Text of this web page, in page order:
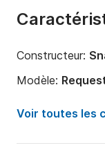
pour 150 €.
Je vous attends
Constructeur:
Modèle:
Voir toutes les